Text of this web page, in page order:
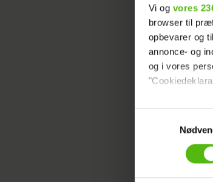
Vi og vores
browser til
opbevarer og
annonce- og
og i vores
Dine valg
Vi ønsker dit
Vi anvender
AMALIE